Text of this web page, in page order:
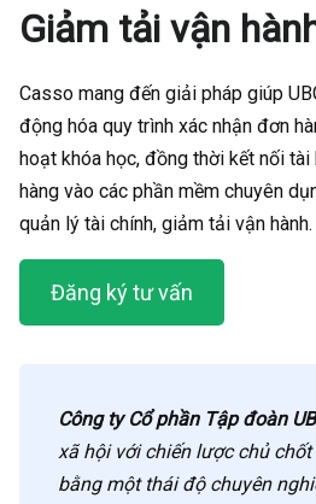
Giảm tải vận
Casso mang đến giải pháp giúp
động hóa quy trình xác nhận đơn
hoạt khóa học, đồng thời kết nối tài
hàng vào các phần mềm chuyên
quản lý tài chính, giảm tải vận hành.
Đăng ký tư vấn
Công ty Cổ phần Tập đoàn
xã hội với chiến lược chủ
bằng một thái độ chuyên